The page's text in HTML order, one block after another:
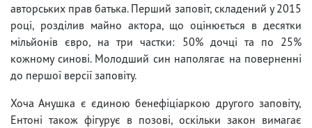
авторських прав батька. Перший заповіт, складений у 2015
році, розділив майно актора, що оцінюється в десятки
мільйонів євро, на три частки: 50% дочці та по 25%
кожному синові. Молодший син наполягає на поверненні
до першої версії заповіту.
Хоча Анушка є єдиною бенефіціаркою другого заповіту,
Ентоні також фігурує в позові, оскільки закон вимагає